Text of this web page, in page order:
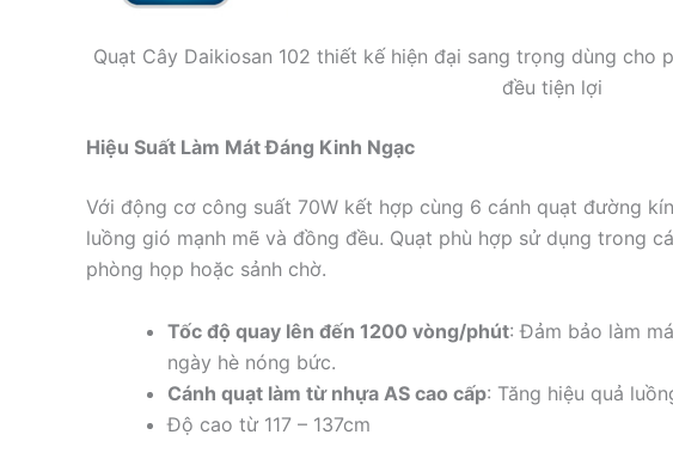
Quạt Cây Daikiosan 102 thiết kế hiện đại sang trọng dùng cho
đều tiện lợi
Hiệu Suất Làm Mát Đáng Kinh Ngạc
Với động cơ công suất 70W kết hợp cùng 6 cánh quạt đường
luồng gió mạnh mẽ và đồng đều. Quạt phù hợp sử dụng trong
phòng họp hoặc sảnh chờ.
Tốc độ quay lên đến 1200 vòng/phút: Đảm bảo làm
ngày hè nóng bức.
Cánh quạt làm từ nhựa AS cao cấp: Tăng hiệu quả
Độ cao từ 117 – 137cm